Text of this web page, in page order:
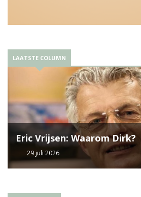
LAATSTE COLUMN
Eric Vrijsen: Waarom Dirk?
29 juli 2026